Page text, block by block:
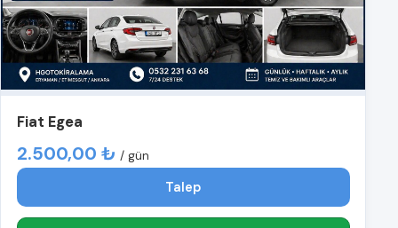
Fiat Egea
2.500,00 ₺ / gün
Talep